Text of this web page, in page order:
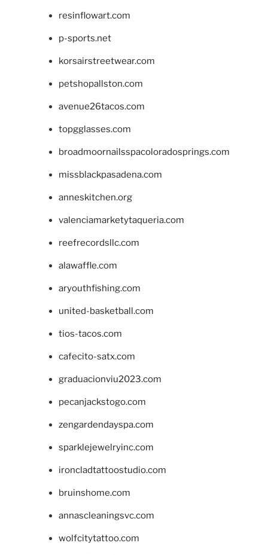
resinflowart.com
p-sports.net
korsairstreetwear.com
petshopallston.com
avenue26tacos.com
topgglasses.com
broadmoornailsspacoloradosprings.com
missblackpasadena.com
anneskitchen.org
valenciamarketytaqueria.com
reefrecordsllc.com
alawaffle.com
aryouthfishing.com
united-basketball.com
tios-tacos.com
cafecito-satx.com
graduacionviu2023.com
pecanjackstogo.com
zengardendayspa.com
sparklejewelryinc.com
ironcladtattoostudio.com
bruinshome.com
annascleaningsvc.com
wolfcitytattoo.com